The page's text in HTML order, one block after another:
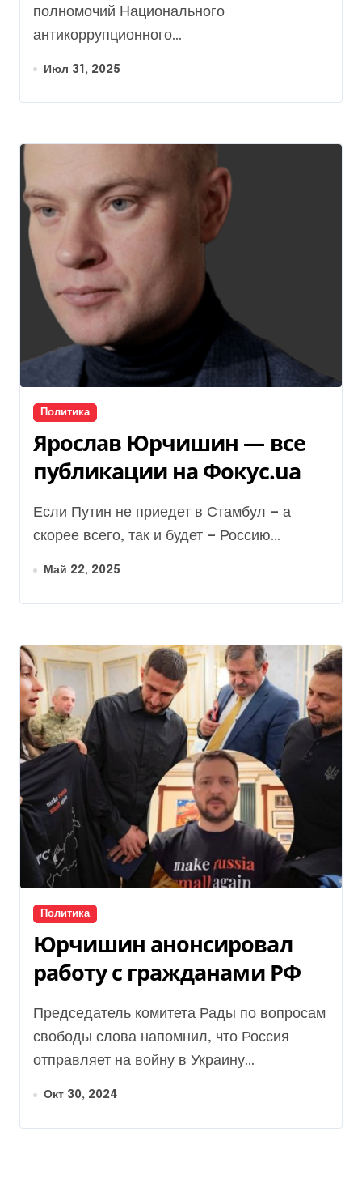
полномочий Национального
антикоррупционного...
Июл 31, 2025
Политика
Ярослав Юрчишин — все
публикации на Фокус.ua
Если Путин не приедет в Стамбул — а
скорее всего, так и будет — Россию...
Май 22, 2025
Политика
Юрчишин анонсировал
работу с гражданами РФ
Председатель комитета Рады по вопросам
свободы слова напомнил, что Россия
отправляет на войну в Украину...
Окт 30, 2024